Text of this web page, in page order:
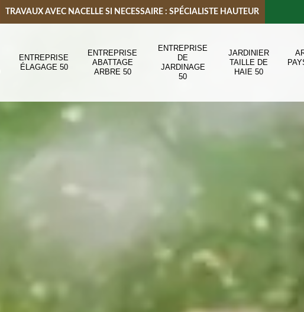
TRAVAUX AVEC NACELLE SI NECESSAIRE : SPÉCIALISTE HAUTEUR
ENTREPRISE
ÉLAGAGE 50
ENTREPRISE
ABATTAGE
ARBRE 50
ENTREPRISE
DE
JARDINAGE
50
JARDINIER
TAILLE DE
HAIE 50